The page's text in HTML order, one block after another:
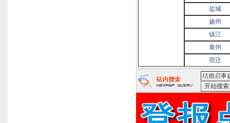
盐城
扬州
镇江
泰州
宿迁